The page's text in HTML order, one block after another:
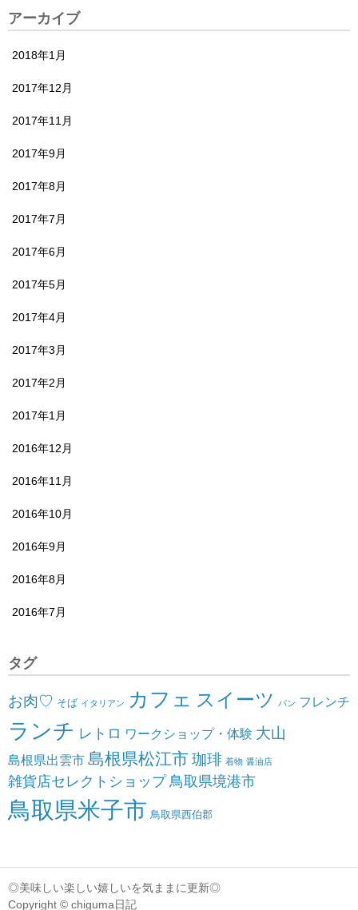
アーカイブ
2018年1月
2017年12月
2017年11月
2017年9月
2017年8月
2017年7月
2017年6月
2017年5月
2017年4月
2017年3月
2017年2月
2017年1月
2016年12月
2016年11月
2016年10月
2016年9月
2016年8月
2016年7月
タグ
お肉♡ そば イタリアン カフェ スイーツ パン フレンチ
ランチ レトロ ワークショップ・体験 大山
島根県出雲市 島根県松江市珈琲 着物 醤油店
雑貨店セレクトショップ 鳥取県境港市
鳥取県米子市 鳥取県西伯郡
◎美味しい楽しい嬉しいを気ままに更新◎
Copyright © chiguma日記